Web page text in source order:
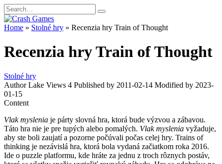
Skip
to
content
Search
for:
Home » Stolné hry » Recenzia hry Train of Thought
Recenzia hry Train of Thought
Stolné hry
Author Lake Views 4 Published by 2011-02-14 Modified by 2023-
01-15
Content
Vlak myslenia je párty slovná hra, ktorá bude výzvou a zábavou.
Táto hra nie je pre tupých alebo pomalých. Vlak myslenia vyžaduje,
aby ste boli zaujatí a pozorne počúvali počas celej hry. Trains of
thinking je nezávislá hra, ktorá bola vydaná začiatkom roka 2016.
Ide o puzzle platformu, kde hráte za jednu z troch rôznych postáv,